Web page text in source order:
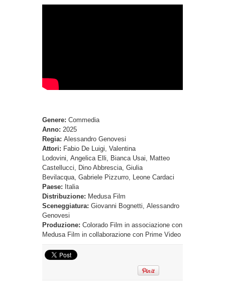
Genere: Commedia
Anno: 2025
Regia: Alessandro Genovesi
Attori: Fabio De Luigi, Valentina
Lodovini, Angelica Elli, Bianca Usai, Matteo
Castellucci, Dino Abbrescia, Giulia
Bevilacqua, Gabriele Pizzurro, Leone Cardaci
Paese: Italia
Distribuzione: Medusa Film
Sceneggiatura: Giovanni Bognetti, Alessandro
Genovesi
Produzione: Colorado Film in associazione con
Medusa Film in collaborazione con Prime Video